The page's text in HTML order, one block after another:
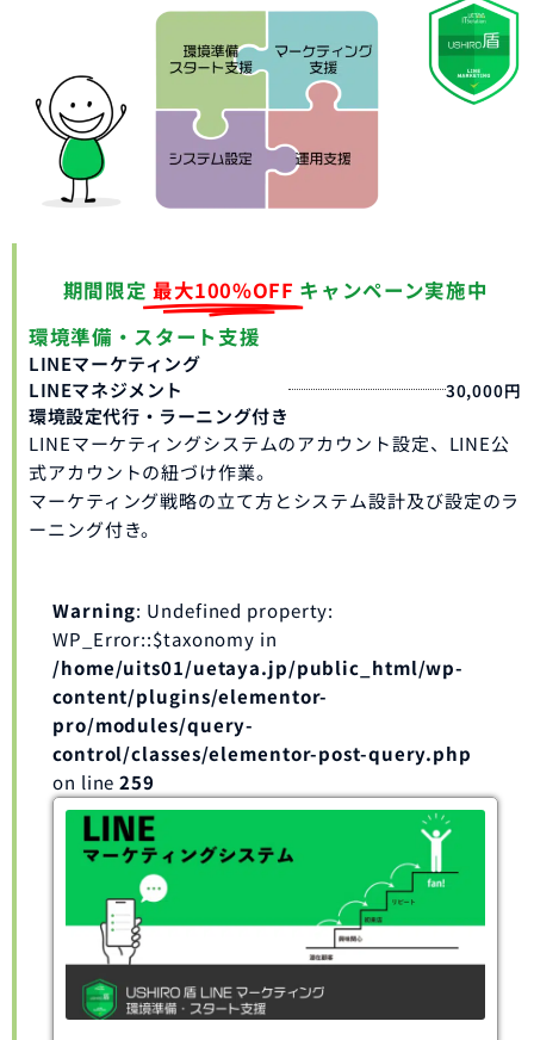
期間限定 最大100%OFF キャンペーン実施中
環境準備・スタート支援
LINEマーケティング
LINEマネジメント
環境設定代行・ラーニング付き
30,000円
LINEマーケティングシステムのアカウント設定、LINE公
式アカウントの紐づけ作業。
マーケティング戦略の立て方とシステム設計及び設定のラ
ーニング付き。
Warning: Undefined property:
WP_Error::$taxonomy in
/home/uits01/uetaya.jp/public_html/wp-
content/plugins/elementor-
pro/modules/query-
control/classes/elementor-post-query.php
on line259